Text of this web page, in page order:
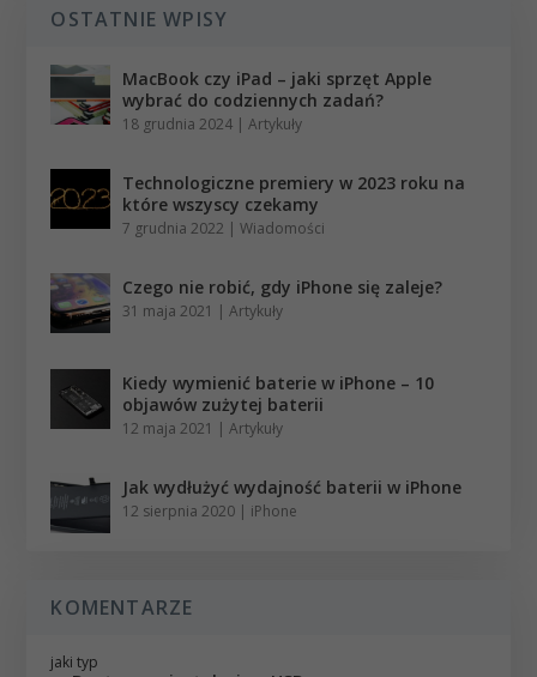
OSTATNIE WPISY
MacBook czy iPad – jaki sprzęt Apple
wybrać do codziennych zadań?
18 grudnia 2024 |Artykuły
Technologiczne premiery w 2023 roku na
które wszyscy czekamy
7 grudnia 2022 |Wiadomości
Czego nie robić, gdy iPhone się zaleje?
31 maja 2021 |Artykuły
Kiedy wymienić baterie w iPhone – 10
objawów zużytej baterii
12 maja 2021 |Artykuły
Jak wydłużyć wydajność baterii w iPhone
12 sierpnia 2020 | iPhone
KOMENTARZE
jaki typ